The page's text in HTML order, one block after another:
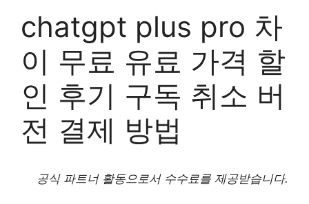
chatgpt plus pro 차
이 무료 유료 가격 할
인 후기 구독 취소 버
전 결제 방법
공식 파트너 활동으로서 수수료를 제공받습니다.